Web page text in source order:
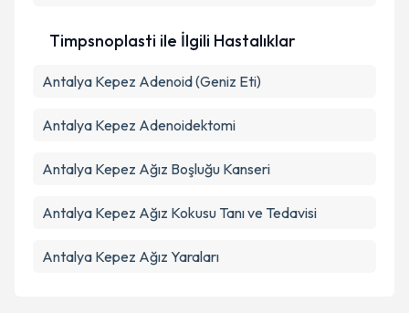
Timpsnoplasti ile İlgili Hastalıklar
Antalya Kepez Adenoid (Geniz Eti)
Antalya Kepez Adenoidektomi
Antalya Kepez Ağız Boşluğu Kanseri
Antalya Kepez Ağız Kokusu Tanı ve Tedavisi
Antalya Kepez Ağız Yaraları